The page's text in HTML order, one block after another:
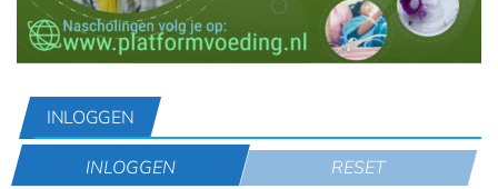
INLOGGEN
INLOGGEN RESET